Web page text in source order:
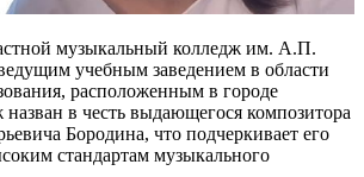
музыкальный колледж им. А.П.
учебным заведением в области
расположенным в городе
в честь выдающегося композитора
Бородина, что подчеркивает его
стандартам музыкального